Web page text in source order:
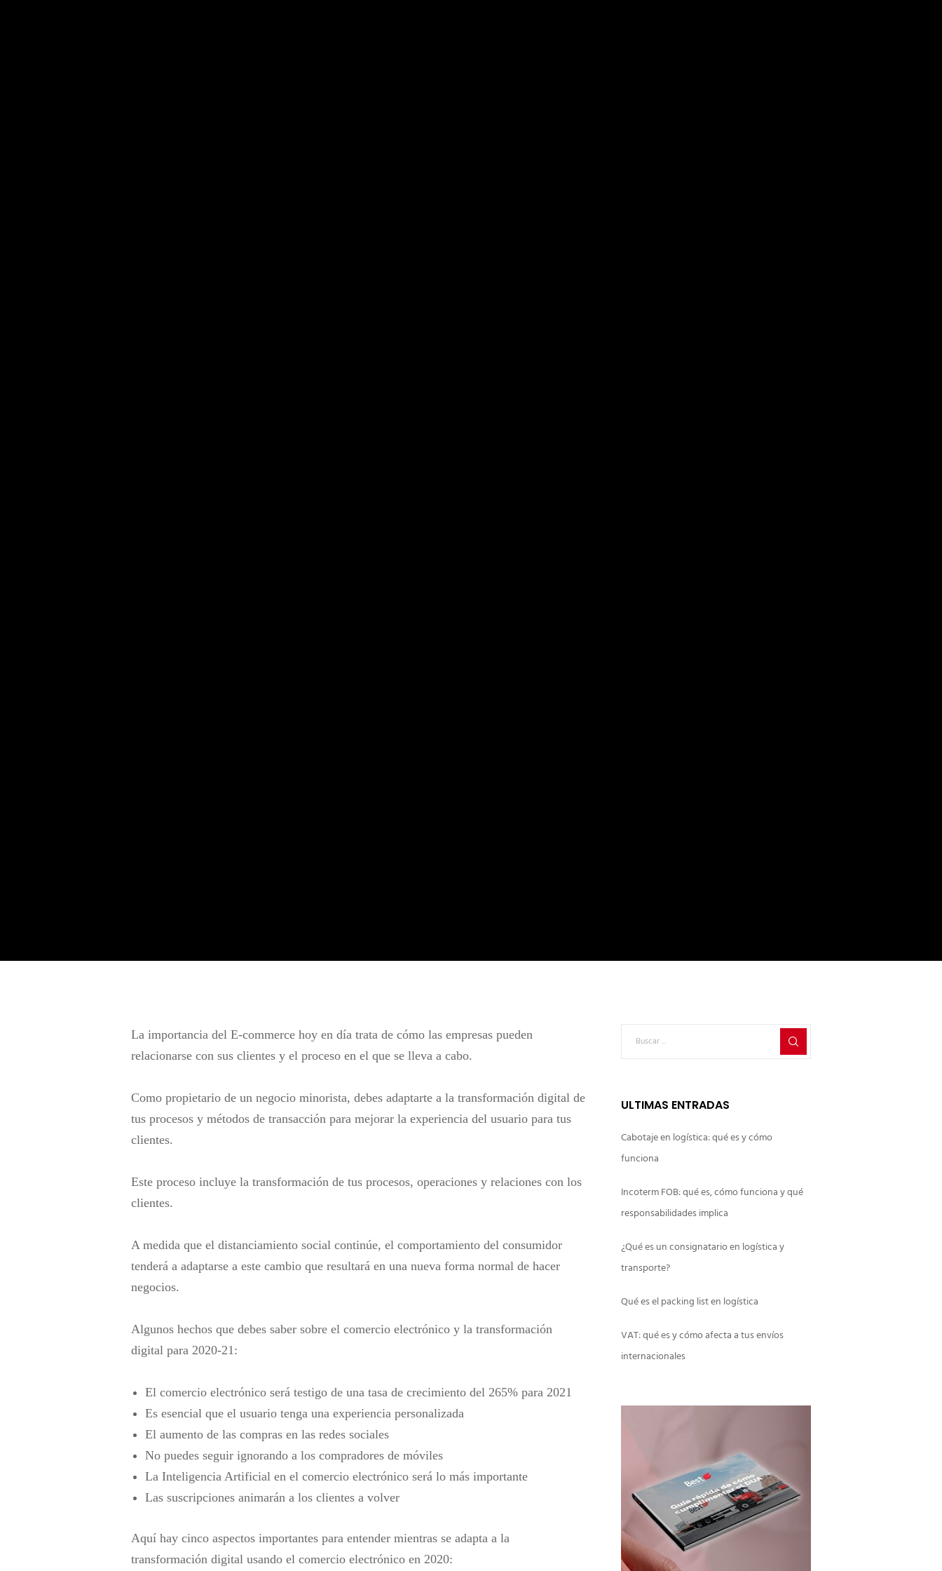
La importancia del E-commerce hoy en día trata de cómo las empresas pueden
relacionarse con sus clientes y el proceso en el que se lleva a cabo.
Como propietario de un negocio minorista, debes adaptarte a la transformación digital de
tus procesos y métodos de transacción para mejorar la experiencia del usuario para tus
clientes.
Este proceso incluye la transformación de tus procesos, operaciones y relaciones con los
clientes.
A medida que el distanciamiento social continúe, el comportamiento del consumidor
tenderá a adaptarse a este cambio que resultará en una nueva forma normal de hacer
negocios.
Algunos hechos que debes saber sobre el comercio electrónico y la transformación
digital para 2020-21:
El comercio electrónico será testigo de una tasa de crecimiento del 265% para 2021
Es esencial que el usuario tenga una experiencia personalizada
El aumento de las compras en las redes sociales
No puedes seguir ignorando a los compradores de móviles
La Inteligencia Artificial en el comercio electrónico será lo más importante
Las suscripciones animarán a los clientes a volver
Aquí hay cinco aspectos importantes para entender mientras se adapta a la
transformación digital usando el comercio electrónico en 2020:
ULTIMAS ENTRADAS
Cabotaje en logística: qué es y cómo
funciona
Incoterm FOB: qué es, cómo funciona y qué
responsabilidades implica
¿Qué es un consignatario en logística y
transporte?
Qué es el packing list en logística
VAT: qué es y cómo afecta a tus envíos
internacionales